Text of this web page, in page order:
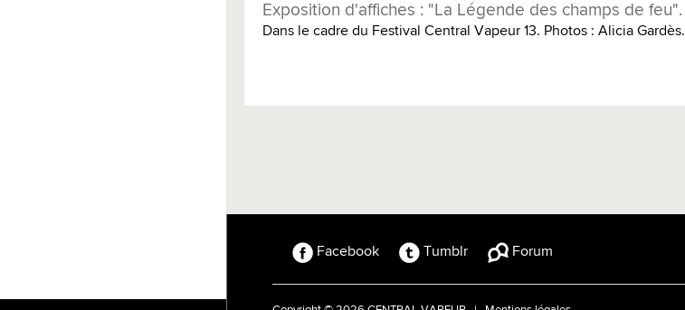
Exposition d'affiches : "La Légende des champs de feu".
Dans le cadre du Festival Central Vapeur 13. Photos : Alicia Gardès.
Facebook Tumblr Forum